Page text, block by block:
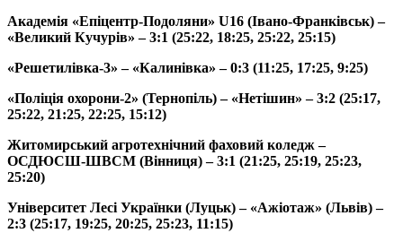
Академія «Епіцентр-Подоляни» U16 (Івано-Франківськ) –
«Великий Кучурів» – 3:1 (25:22, 18:25, 25:22, 25:15)
«Решетилівка-3» – «Калинівка» – 0:3 (11:25, 17:25, 9:25)
«Поліція охорони-2» (Тернопіль) – «Нетішин» – 3:2 (25:17,
25:22, 21:25, 22:25, 15:12)
Житомирський агротехнічний фаховий коледж –
ОСДЮСШ-ШВСМ (Вінниця) – 3:1 (21:25, 25:19, 25:23,
25:20)
Університет Лесі Українки (Луцьк) – «Ажіотаж» (Львів) –
2:3 (25:17, 19:25, 20:25, 25:23, 11:15)